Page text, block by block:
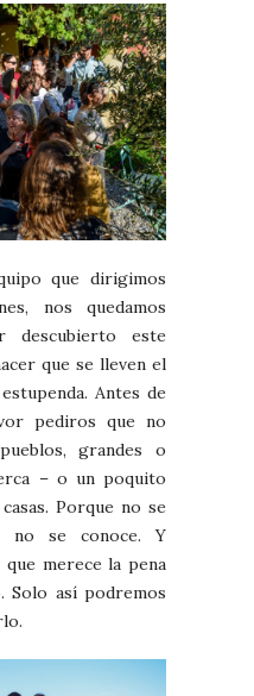
que dirigimos
nos quedamos
descubierto este
que se lleven el
Antes de
pediros que no
grandes o
– o un poquito
Porque no se
no se conoce. Y
merece la pena
Solo así podremos